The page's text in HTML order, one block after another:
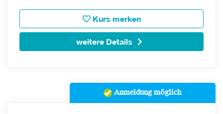
Kurs merken
weitere Details
Anmeldung möglich